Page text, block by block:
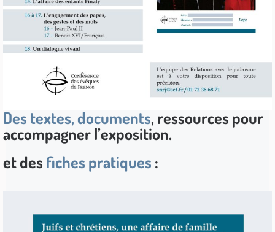
Des textes, documents, ressources pour
accompagner l’exposition.
et des fiches pratiques :